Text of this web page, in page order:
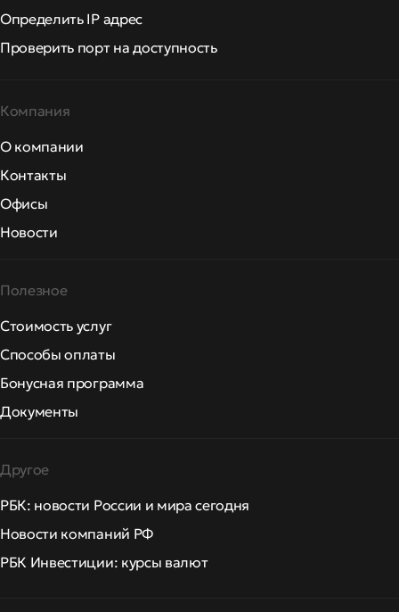
Определить IP адрес
Проверить порт на доступность
Компания
О компании
Контакты
Офисы
Новости
Полезное
Стоимость услуг
Способы оплаты
Бонусная программа
Документы
Другое
РБК: новости России и мира сегодня
Новости компаний РФ
РБК Инвестиции: курсы валют